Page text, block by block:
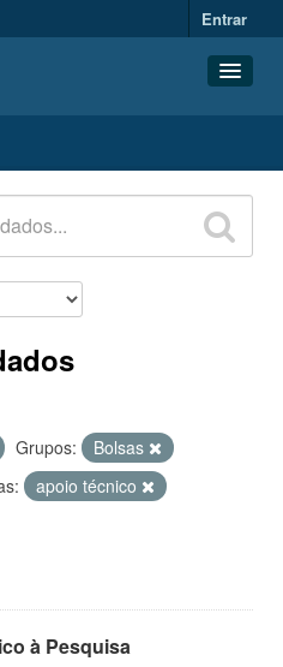
Entrar
Grupos:
Bolsas
apoio técnico
à Pesquisa